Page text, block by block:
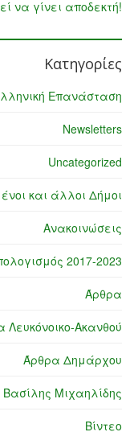
να γίνει αποδεκτή!
Κατηγορίες
Επανάσταση
Newsletters
Uncategorized
και άλλοι Δήμοι
Ανακοινώσεις
2017-2023
Άρθρα
Λευκόνοικο-Ακανθού
Άρθρα Δημάρχου
Βασίλης Μιχαηλίδης
Βίντεο